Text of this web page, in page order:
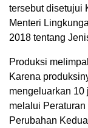
tersebut disetujui
Menteri
2018 tentang
Produksi
Karena
mengeluarkan 10
melalui
Perubahan